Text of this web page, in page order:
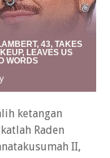
ketangan
Raden
II,